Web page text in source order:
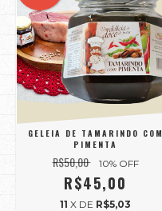
GELEIA DE TAMARINDO COM
PIMENTA
R$50,00 10% OFF
R$45,00
11 X DE R$5,03